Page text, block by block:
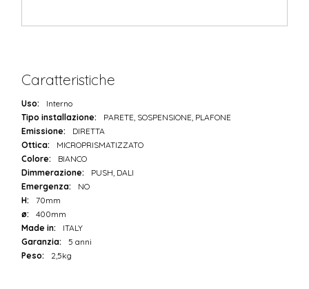
Caratteristiche
Uso:
Interno
Tipo installazione:
PARETE, SOSPENSIONE, PLAFONE
Emissione:
DIRETTA
Ottica:
MICROPRISMATIZZATO
Colore:
BIANCO
Dimmerazione:
PUSH, DALI
Emergenza:
NO
H:
70mm
ø:
400mm
Made in:
ITALY
Garanzia:
5 anni
Peso:
2,5kg